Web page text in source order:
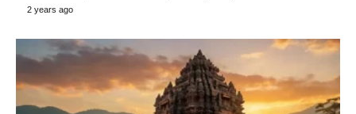
2 years ago